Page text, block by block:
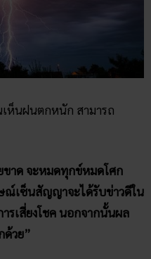
าด จะหมดทุกข์หมดโศก
ณ์เซ็นสัญญาจะได้รับข่าวดีใน
รเสี่ยงโชค นอกจากนั้นผล
วย”
02 30 31 51 71 829